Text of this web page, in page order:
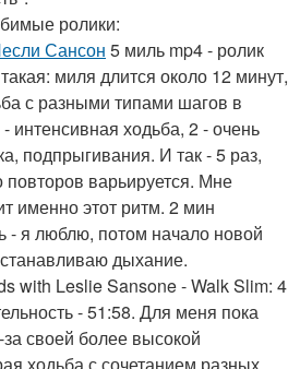
ролики:
Сансон 5 миль mp4 - ролик
миля длится около 12 минут,
с разными типами шагов в
интенсивная ходьба, 2 - очень
подпрыгивания. И так - 5 раз,
варьируется. Мне
именно этот ритм. 2 мин
- я люблю, потом начало новой
дыхание.
with Leslie Sansone - Walk Slim: 4
- 51:58. Для меня пока
своей более высокой